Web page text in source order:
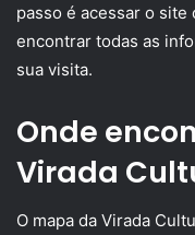
passo é acessar o
encontrar todas as
sua visita.
Onde
Virada
O mapa da Virada